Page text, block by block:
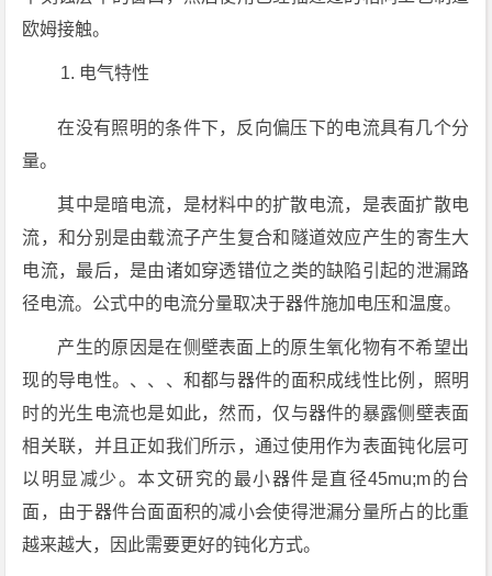
欧姆接触。
电气特性
在没有照明的条件下，反向偏压下的电流具有几个分
量。
其中是暗电流，是材料中的扩散电流，是表面扩散电
流，和分别是由载流子产生复合和隧道效应产生的寄生大
电流，最后，是由诸如穿透错位之类的缺陷引起的泄漏路
径电流。公式中的电流分量取决于器件施加电压和温度。
产生的原因是在侧壁表面上的原生氧化物有不希望出
现的导电性。、、、和都与器件的面积成线性比例，照明
时的光生电流也是如此，然而，仅与器件的暴露侧壁表面
相关联，并且正如我们所示，通过使用作为表面钝化层可
以明显减少。本文研究的最小器件是直径45mu;m的台
面，由于器件台面面积的减小会使得泄漏分量所占的比重
越来越大，因此需要更好的钝化方式。